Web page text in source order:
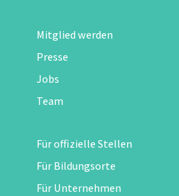
Mitglied werden
Presse
Jobs
Team
Für offizielle Stellen
Für Bildungsorte
Für Unternehmen